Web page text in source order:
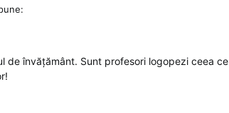
de învățământ. Sunt profesori logopezi ceea ce